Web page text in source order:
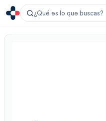
¿Qué es lo que buscas?